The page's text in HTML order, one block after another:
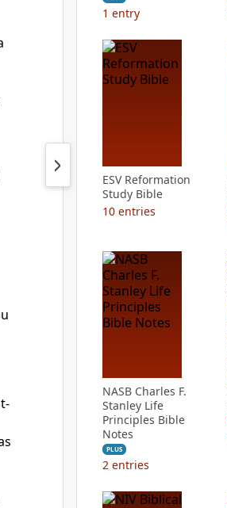
1 entry
ESV Reformation
Study Bible
10 entries
NASB Charles F.
Stanley Life
Principles Bible
Notes
PLUS
2 entries